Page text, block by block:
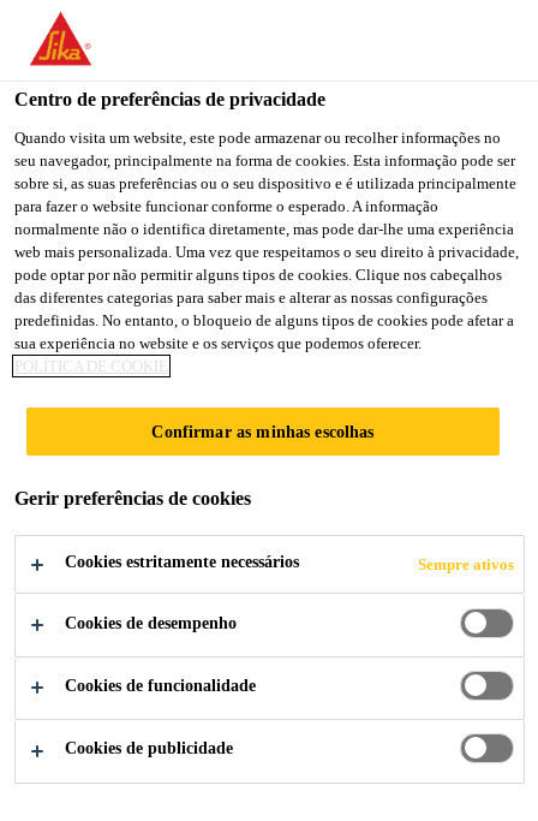
You are accessing "Sika Portugal", it seems you are accessing it
from "Estados Unidos". We have a dedicated website for your
country.
TO
SIKA
USA
STAY ON THE SIKA
PORTUGAL WEBSITE
SELECT A
COUNTRY
Sika Portugal
PRIMÁRIOS
Soluções para Construção
Centro de preferências de privacidade
Quando visita um website, este pode armazenar ou recolher informações no
seu navegador, principalmente na forma de cookies. Esta informação pode ser
sobre si, as suas preferências ou o seu dispositivo e é utilizada principalmente
para fazer o website funcionar conforme o esperado. A informação
normalmente não o identifica diretamente, mas pode dar-lhe uma experiência
web mais personalizada. Uma vez que respeitamos o seu direito à privacidade,
pode optar por não permitir alguns tipos de cookies. Clique nos cabeçalhos
das diferentes categorias para saber mais e alterar as nossas configurações
predefinidas. No entanto, o bloqueio de alguns tipos de cookies pode afetar a
sua experiência no website e os serviços que podemos oferecer.
POLÍTICA DE COOKIE
Confirmar as minhas escolhas
Gerir preferências de cookies
Cookies estritamente necessários Sempre ativos
Cookies de desempenho
Cookies de funcionalidade
Cookies de publicidade